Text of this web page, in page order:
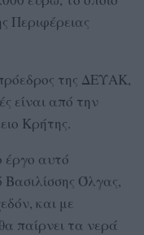
Περιφέρειας
της ΔΕΥΑΚ,
είναι από την
Κρήτης.
έργο αυτό
Βασιλίσσης Όλγας,
και με
παίρνει τα νερά